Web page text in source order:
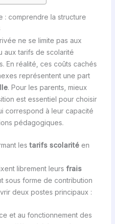
: comprendre la structure
ne se limite pas aux
aux tarifs de scolarité
En réalité, ces coûts cachés
représentent une part
. Pour les parents, mieux
est essentiel pour choisir
correspond à leur capacité
pédagogiques.
les tarifs scolaritéen
librement leurs frais
sous forme de contribution
deux postes principaux :
et au fonctionnement des